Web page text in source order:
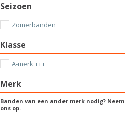
Seizoen
Zomerbanden
Klasse
A-merk +++
Merk
Banden van een ander merk nodig? Neem
ons op.